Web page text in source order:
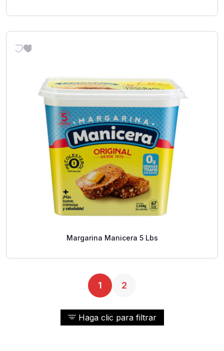
Haga clic para filtrar
Margarina Manicera 5 Lbs
1 2